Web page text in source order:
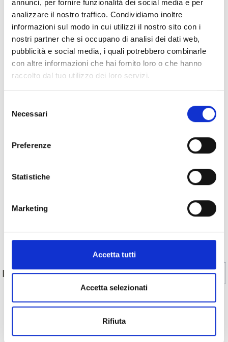
annunci, per fornire funzionalità dei social media e per
analizzare il nostro traffico. Condividiamo inoltre
informazioni sul modo in cui utilizzi il nostro sito con i
nostri partner che si occupano di analisi dei dati web,
pubblicità e social media, i quali potrebbero combinarle
con altre informazioni che hai fornito loro o che hanno
raccolto dal tuo utilizzo dei loro servizi.
delNecessari
Preferenze
Statistiche
Marketing
Accetta tutti
Accetta selezionati
Rifiuta
Indietro
IL CONTENUTO VI È STATO UTILE? Sì No
MOSTRA SULLA CARTINA SENTIERI TEMATICI
IN VAL VENOSTA